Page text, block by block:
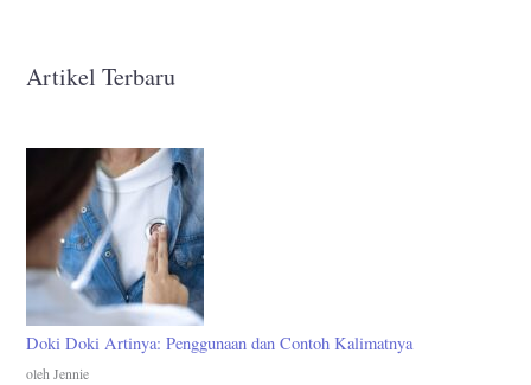
Artikel Terbaru
Doki Doki Artinya: Penggunaan dan Contoh Kalimatnya
oleh Jennie